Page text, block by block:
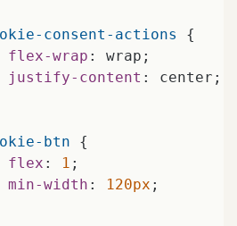
consent-actions
{
flex-wrap : wrap;
justify-content : center;
btn {
flex : 1 ;
min-width : 120px ;